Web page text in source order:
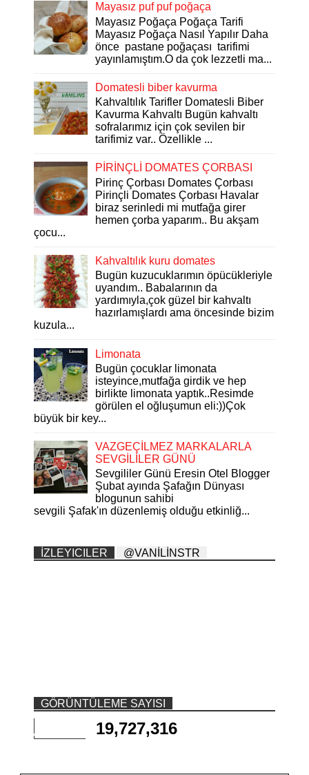
Mayasız puf puf poğaça
Mayasız Poğaça Poğaça Tarifi
Mayasız Poğaça Nasıl Yapılır Daha
önce pastane poğaçası tarifimi
yayınlamıştım.O da çok lezzetli ma...
Domatesli biber kavurma
Kahvaltılık Tarifler Domatesli Biber
Kavurma Kahvaltı Bugün kahvaltı
sofralarımız için çok sevilen bir
tarifimiz var.. Özellikle ...
PİRİNÇLİ DOMATES ÇORBASI
Pirinç Çorbası Domates Çorbası
Pirinçli Domates Çorbası Havalar
biraz serinledi mi mutfağa girer
hemen çorba yaparım.. Bu akşam
çocu...
Kahvaltılık kuru domates
Bugün kuzucuklarımın öpücükleriyle
uyandım.. Babalarının da
yardımıyla,çok güzel bir kahvaltı
hazırlamışlardı ama öncesinde bizim
kuzula...
Limonata
Bugün çocuklar limonata
isteyince,mutfağa girdik ve hep
birlikte limonata yaptık..Resimde
görülen el oğluşumun eli:))Çok
büyük bir key...
VAZGEÇİLMEZ MARKALARLA
SEVGİLİLER GÜNÜ
Sevgililer Günü Eresin Otel Blogger
Şubat ayında Şafağın Dünyası
blogunun sahibi
sevgili Şafak'ın düzenlemiş olduğu etkinliğ...
İZLEYICILER @VANİLİNSTR
GÖRÜNTÜLEME SAYISI
19,727,316